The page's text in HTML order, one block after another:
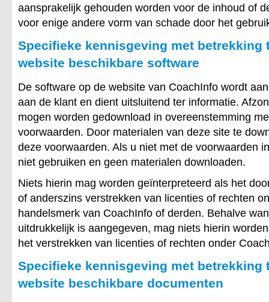
aansprakelijk gehouden worden voor de inhoud of
voor enige andere vorm van schade door het
Specifieke kennisgeving met betrekking
website beschikbare software
De software op de website van CoachInfo wordt
aan de klant en dient uitsluitend ter informatie.
mogen worden gedownload in overeenstemming
voorwaarden. Door materialen van deze site te
deze voorwaarden. Als u niet met de voorwaarden
niet gebruiken en geen materialen downloaden.
Niets hierin mag worden geïnterpreteerd als het
of anderszins verstrekken van licenties of rechten
handelsmerk van CoachInfo of derden. Behalve
uitdrukkelijk is aangegeven, mag niets hierin
het verstrekken van licenties of rechten onder
Specifieke kennisgeving met betrekking
website beschikbare documenten